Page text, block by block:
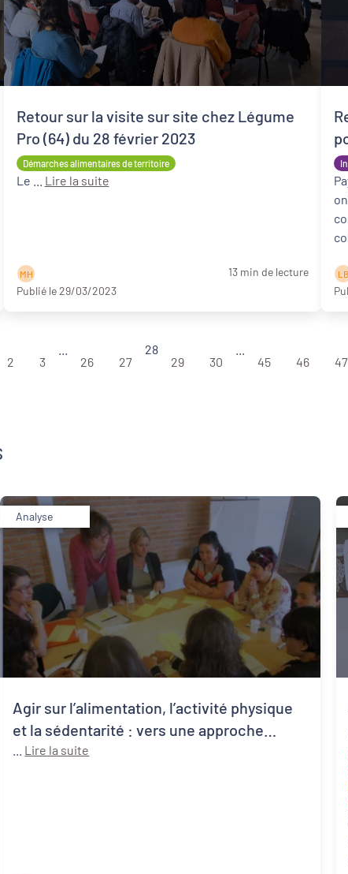
Démarches alimentaires de territoire
Retour sur la visite sur site chez Légume
Pro (64) du 28 février 2023
Lire la suite
M H
13 min de lecture
Publié le 29/03/2023
L B
2 3
26
27
28
29
30
45
46 47
Analyse
Agir sur l’alimentation, l’activité physique
et la sédentarité : vers une approche
systémique de la santé publique
Lire la suite